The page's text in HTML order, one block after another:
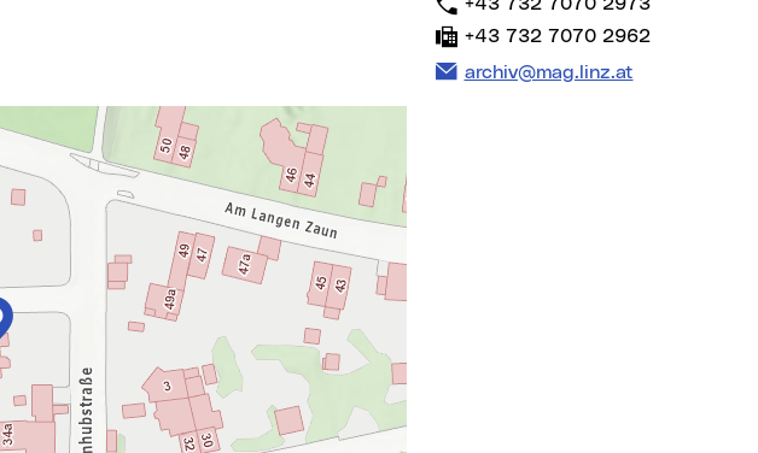
Fax:
+43 732 7070 2962
E-Mail Adresse:
archiv@mag.linz.at